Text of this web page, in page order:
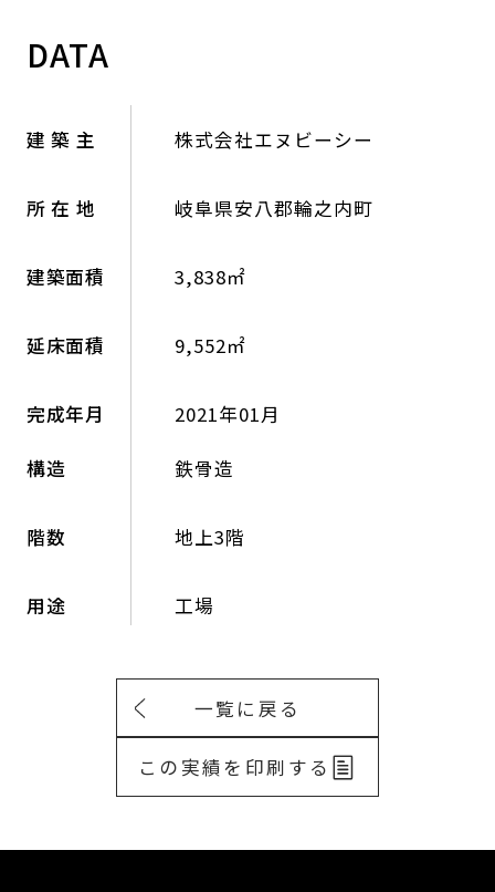
DATA
建 築 主 株式会社エヌビーシー
所 在 地 岐阜県安八郡輪之内町
建築面積 3,838㎡
延床面積 9,552㎡
完成年月 2021年01月
構造 鉄骨造
階数 地上3階
用途 工場
一覧に戻る
この実績を印刷する